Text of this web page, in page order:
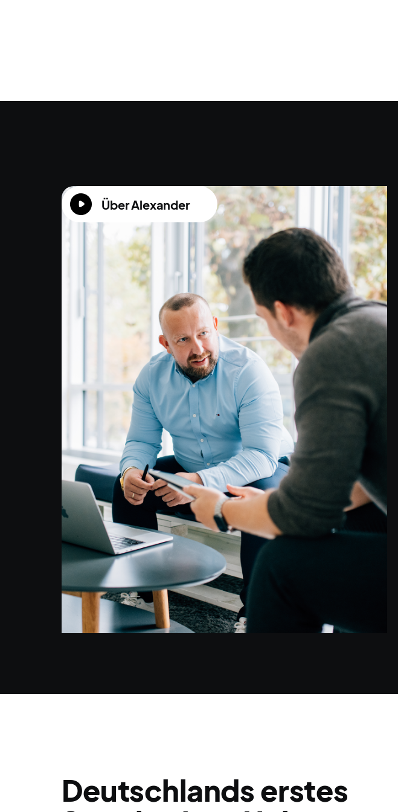
GrowX Group GmbH
Xenter - Das erste Smarketing-Hub
Über Alexander
Deutschlands erstes